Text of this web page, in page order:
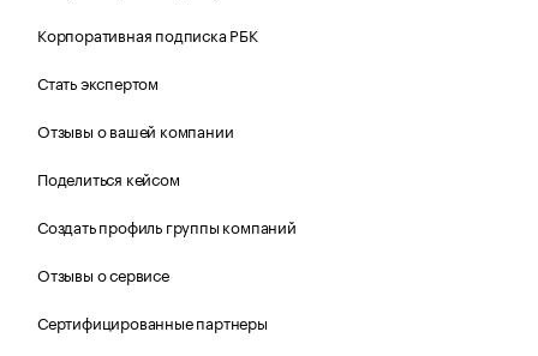
Корпоративная подписка РБК
Стать экспертом
Отзывы о вашей компании
Поделиться кейсом
Создать профиль группы компаний
Отзывы о сервисе
Сертифицированные партнеры